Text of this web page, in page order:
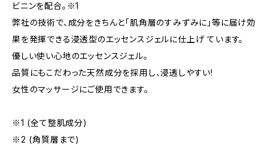
ビニンを配合。※1
弊社の技術で、成分をきちんと「肌角層のすみずみに」等に届け効
果を発揮できる浸透型のエッセンスジェルに仕上げ ています。
優しい使い心地のエッセンスジェル。
品質にもこだわった天然成分を採用し、浸透しやすい!
女性のマッサージにご使用できます。
※1 (全て整肌成分)
※2 (角質層まで)